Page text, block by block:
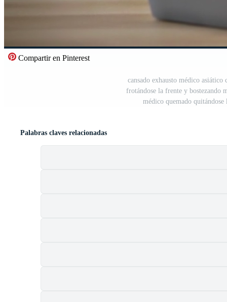
Compartir en Pinterest
cansado exhausto médico
frotándose la frente y bostezando
médico quemado
Palabras claves relacionadas